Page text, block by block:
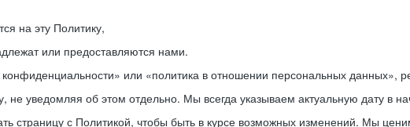
на эту Политику,
или предоставляются нами.
или «политика в отношении персональных данных»,
уведомляя об этом отдельно. Мы всегда указываем актуальную дату в
страницу с Политикой, чтобы быть в курсе возможных изменений. Мы